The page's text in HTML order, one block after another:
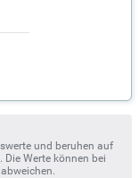
und beruhen auf
Werte können bei